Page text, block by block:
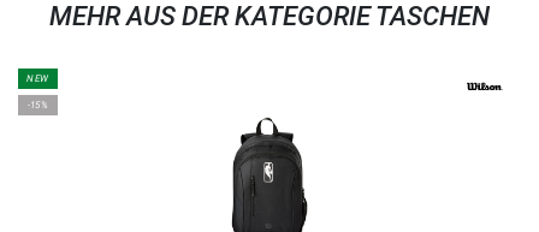
MEHR AUS DER KATEGORIE TASCHEN
NEW
-15%